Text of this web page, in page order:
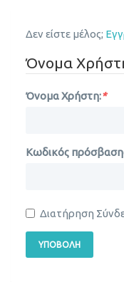
Δεν είστε μέλος;
Όνομα
Όνομα Χρήστη:*
Κωδικός
Διατήρηση
ΥΠΟΒΟΛΉ